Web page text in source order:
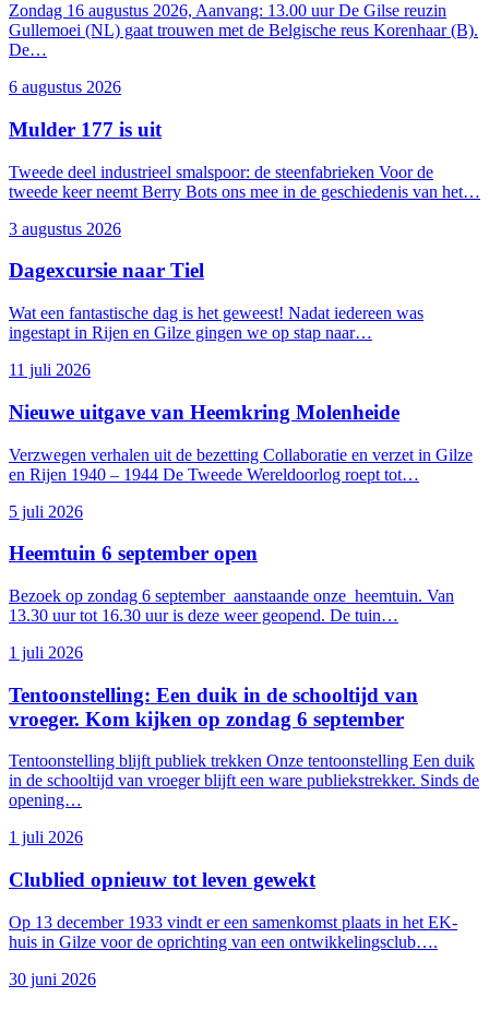
Zondag 16 augustus 2026, Aanvang: 13.00 uur De Gilse reuzin
Gullemoei (NL) gaat trouwen met de Belgische reus Korenhaar (B).
De…
6 augustus 2026
Mulder 177 is uit
Tweede deel industrieel smalspoor: de steenfabrieken Voor de
tweede keer neemt Berry Bots ons mee in de geschiedenis van het…
3 augustus 2026
Dagexcursie naar Tiel
Wat een fantastische dag is het geweest! Nadat iedereen was
ingestapt in Rijen en Gilze gingen we op stap naar…
11 juli 2026
Nieuwe uitgave van Heemkring Molenheide
Verzwegen verhalen uit de bezetting Collaboratie en verzet in Gilze
en Rijen 1940 – 1944 De Tweede Wereldoorlog roept tot…
5 juli 2026
Heemtuin 6 september open
Bezoek op zondag 6 september aanstaande onze heemtuin. Van
13.30 uur tot 16.30 uur is deze weer geopend. De tuin…
1 juli 2026
Tentoonstelling: Een duik in de schooltijd van
vroeger. Kom kijken op zondag 6 september
Tentoonstelling blijft publiek trekken Onze tentoonstelling Een duik
in de schooltijd van vroeger blijft een ware publiekstrekker. Sinds de
opening…
1 juli 2026
Clublied opnieuw tot leven gewekt
Op 13 december 1933 vindt er een samenkomst plaats in het EK-
huis in Gilze voor de oprichting van een ontwikkelingsclub….
30 juni 2026